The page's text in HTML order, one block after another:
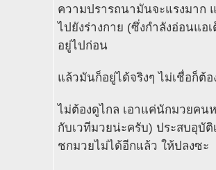
ความปรารถนามันจะแรงมาก
ไปยังร่างกาย (ซึ่งกำลังอ่อนแอ
อยู่ไปก่อน
แล้วมันก็อยู่ได้จริงๆ ไม่เชื่อก็ต้
ไม่ต้องดูไกล เอาแค่นักมวยคน
กับเวทีมวยน่ะครับ) ประสบอุบั
ชกมวยไม่ได้อีกแล้ว ให้ปลงซะ